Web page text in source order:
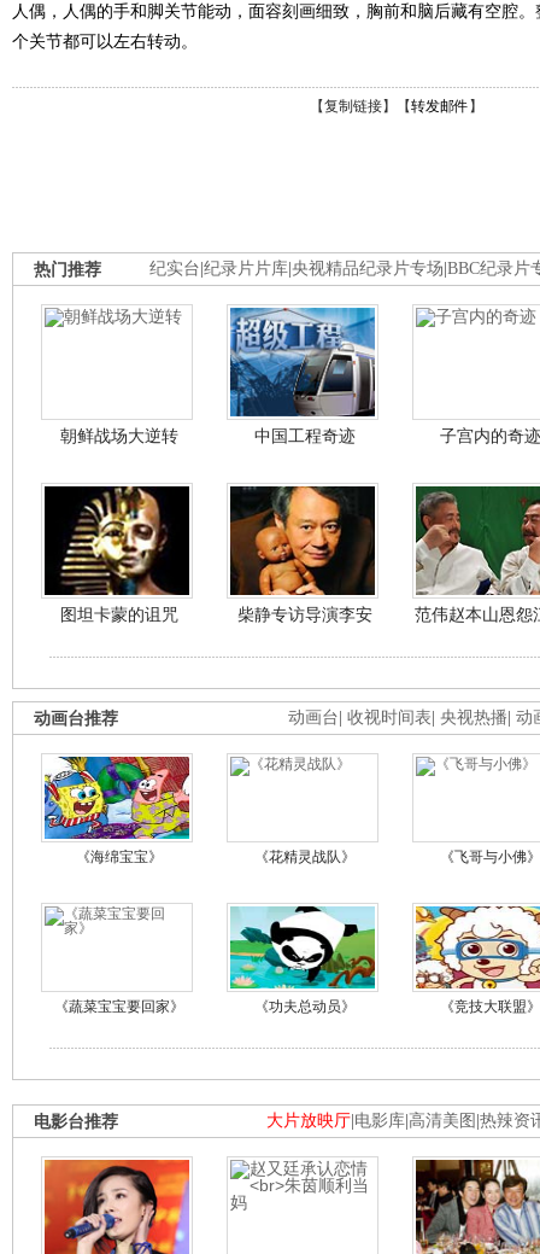
人偶，人偶的手和脚关节能动，面容刻画细致，胸前和脑后藏有空腔
个关节都可以左右转动。
【复制链接】【转发邮件 】
纪实台 纪录片片库 央视精品纪录片专场 BBC纪录片
热门推荐
朝鲜战场大逆转 中国工程奇迹 子宫内的奇迹
图坦卡蒙的诅咒 柴静专访导演李安 范伟赵本山恩怨
动画台 收视时间表 央视热播 动
动画台推荐
《海绵宝宝》 《花精灵战队》 《飞哥与小佛》
《蔬菜宝宝要回家》 《功夫总动员》 《竞技大联盟》
大片放映厅 电影库 高清美图 热辣资
电影台推荐